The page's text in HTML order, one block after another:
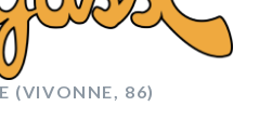
(VIVONNE, 86)